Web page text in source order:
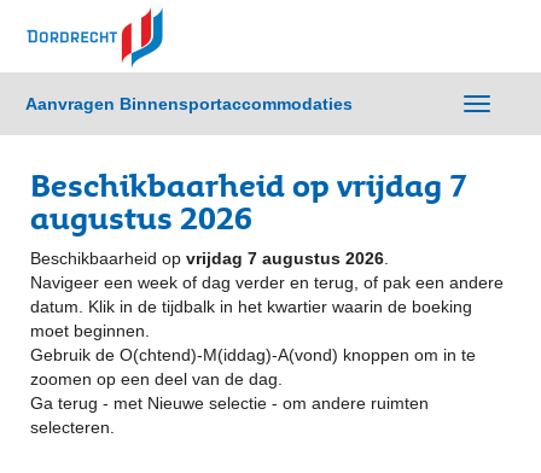
Wissel
Aanvragen Binnensportaccommodaties
Beschikbaarheid op vrijdag 7
augustus 2026
Beschikbaarheid op vrijdag 7 augustus 2026
Navigeer een week of dag verder en terug, of pak een andere
datum. Klik in de tijdbalk in het kwartier waarin de boeking
moet beginnen.
Gebruik de O(chtend)-M(iddag)-A(vond) knoppen om in te
zoomen op een deel van de dag.
Ga terug - met Nieuwe selectie - om andere ruimten
selecteren.